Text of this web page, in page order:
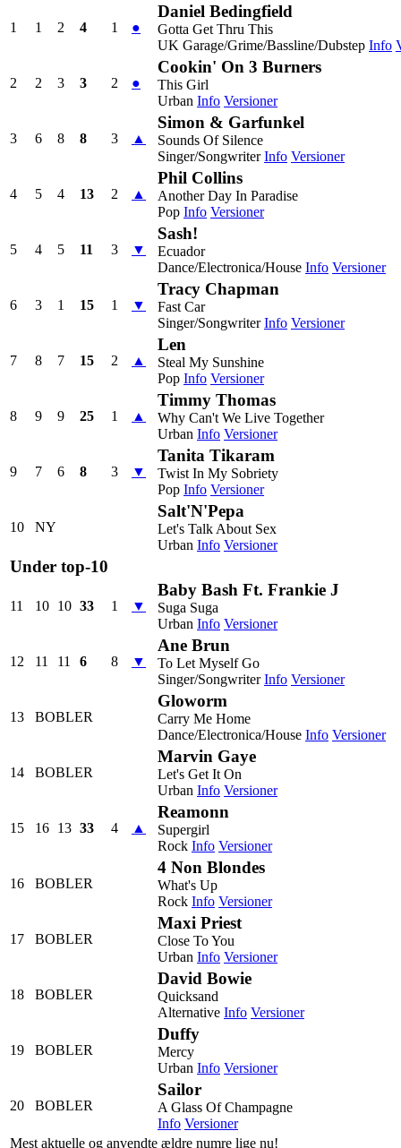
1 1 2 4 1 ●
Daniel Bedingfield
Gotta Get Thru This
UK Garage/Grime/Bassline/Dubstep Info
2 2 3 3 2 ●
Cookin' On 3 Burners
This Girl
Urban Info Versioner
3 6 8 8 3 ▲
Simon & Garfunkel
Sounds Of Silence
Singer/Songwriter Info Versioner
4 5 4 13 2 ▲
Phil Collins
Another Day In Paradise
Pop Info Versioner
5 4 5 11 3 ▼
Sash!
Ecuador
Dance/Electronica/House Info Versioner
6 3 1 15 1 ▼
Tracy Chapman
Fast Car
Singer/Songwriter Info Versioner
7 8 7 15 2 ▲
Len
Steal My Sunshine
Pop Info Versioner
8 9 9 25 1 ▲
Timmy Thomas
Why Can't We Live Together
Urban Info Versioner
9 7 6 8 3 ▼
Tanita Tikaram
Twist In My Sobriety
Pop Info Versioner
10 NY
Salt'N'Pepa
Let's Talk About Sex
Urban Info Versioner
Under top-10
11 10 10 33 1 ▼
Baby Bash Ft. Frankie J
Suga Suga
Urban Info Versioner
12 11 11 6 8 ▼
Ane Brun
To Let Myself Go
Singer/Songwriter Info Versioner
13 BOBLER
Gloworm
Carry Me Home
Dance/Electronica/House Info Versioner
14 BOBLER
Marvin Gaye
Let's Get It On
Urban Info Versioner
15 16 13 33 4 ▲
Reamonn
Supergirl
Rock Info Versioner
16 BOBLER
4 Non Blondes
What's Up
Rock Info Versioner
17 BOBLER
Maxi Priest
Close To You
Urban Info Versioner
18 BOBLER
David Bowie
Quicksand
Alternative Info Versioner
19 BOBLER
Duffy
Mercy
Urban Info Versioner
20 BOBLER
Sailor
A Glass Of Champagne
Info Versioner
Mest aktuelle og anvendte ældre numre lige nu!